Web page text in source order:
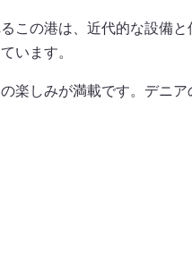
この港は、近代的な設備
います。
楽しみが満載です。デニ